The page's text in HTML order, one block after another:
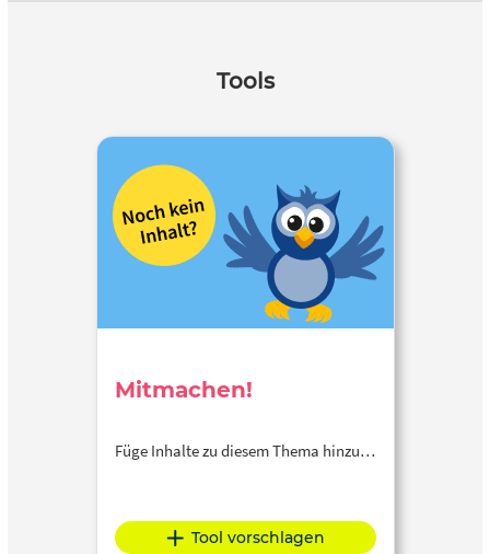
Tools
Mitmachen!
Füge Inhalte zu diesem Thema hinzu…
Tool vorschlagen